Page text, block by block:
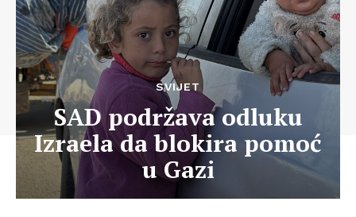
SVIJET
SAD podržava odluku
Izraela da blokira pomoć
u Gazi